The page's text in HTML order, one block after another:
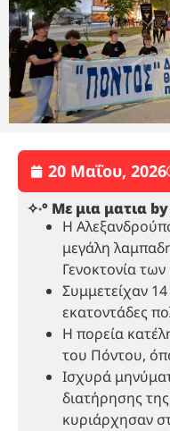
20 Μαΐου, 2026
✧˖° Με μια ματια
Η
μεγάλη
Γενοκτονία
Συμμετείχαν
εκατοντάδες
Η πορεία
του Πόντου,
Ισχυρά
διατήρησης
κυριάρχησαν